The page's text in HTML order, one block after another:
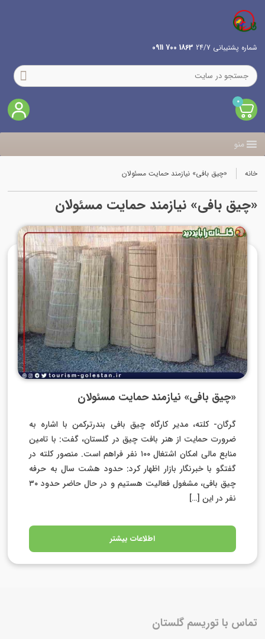
شماره پشتیبانی 24/7 1863 700 0911
0
منو
خانه «چیق بافی» نیازمند حمایت مسئولان
«چیق بافی» نیازمند حمایت مسئولان
«چیق بافی» نیازمند حمایت مسئولان
گرگان- کلته، مدیر کارگاه چیق بافی بندرترکمن با اشاره به
ضرورت حمایت از هنر بافت چیق در گلستان، گفت: با تامین
منابع مالی امکان اشتغال ۱۰۰ نفر فراهم است. منصور کلته در
گفتگو با خبرنگار بازار اظهار کرد: حدود هشت سال به حرفه
چیق بافی، مشغول فعالیت هستیم و در حال حاضر حدود ۳۰
نفر در این […]
اطلاعات بیشتر
تماس با توریسم گلستان